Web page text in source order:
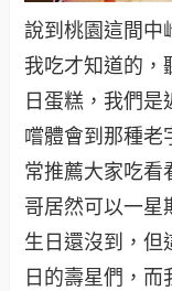
說到桃園這間中
我吃才知道的，
日蛋糕，我們
嚐體會到那種老
常推薦大家吃看
哥居然可以一星
生日還沒到，但
日的壽星們，